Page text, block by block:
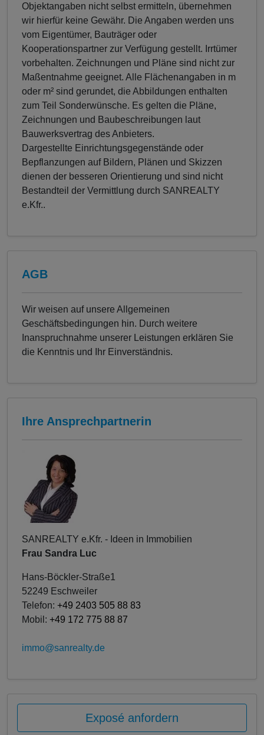
Objektangaben nicht selbst ermitteln, übernehmen
wir hierfür keine Gewähr. Die Angaben werden uns
vom Eigentümer, Bauträger oder
Kooperationspartner zur Verfügung gestellt. Irrtümer
vorbehalten. Zeichnungen und Pläne sind nicht zur
Maßentnahme geeignet. Alle Flächenangaben in m
oder m² sind gerundet, die Abbildungen enthalten
zum Teil Sonderwünsche. Es gelten die Pläne,
Zeichnungen und Baubeschreibungen laut
Bauwerksvertrag des Anbieters.
Dargestellte Einrichtungsgegenstände oder
Bepflanzungen auf Bildern, Plänen und Skizzen
dienen der besseren Orientierung und sind nicht
Bestandteil der Vermittlung durch SANREALTY
e.Kfr..
AGB
Wir weisen auf unsere Allgemeinen
Geschäftsbedingungen hin. Durch weitere
Inanspruchnahme unserer Leistungen erklären Sie
die Kenntnis und Ihr Einverständnis.
Ihre Ansprechpartnerin
SANREALTY e.Kfr. - Ideen in Immobilien
Frau Sandra Luc
Hans-Böckler-Straße1
52249 Eschweiler
Telefon: +49 2403 505 88 83
Mobil: +49 172 775 88 87
immo@sanrealty.de
Exposé anfordern